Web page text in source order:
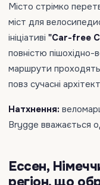
Місто стрімко
міст для
ініціативі "Car-free
повністю
маршрути
повз сучасні
Натхнення:
Brygge вважається
Ессен,